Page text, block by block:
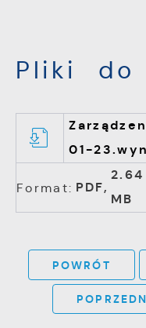
Pliki do
01-
Format: PDF,
2.64
MB
POWRÓT